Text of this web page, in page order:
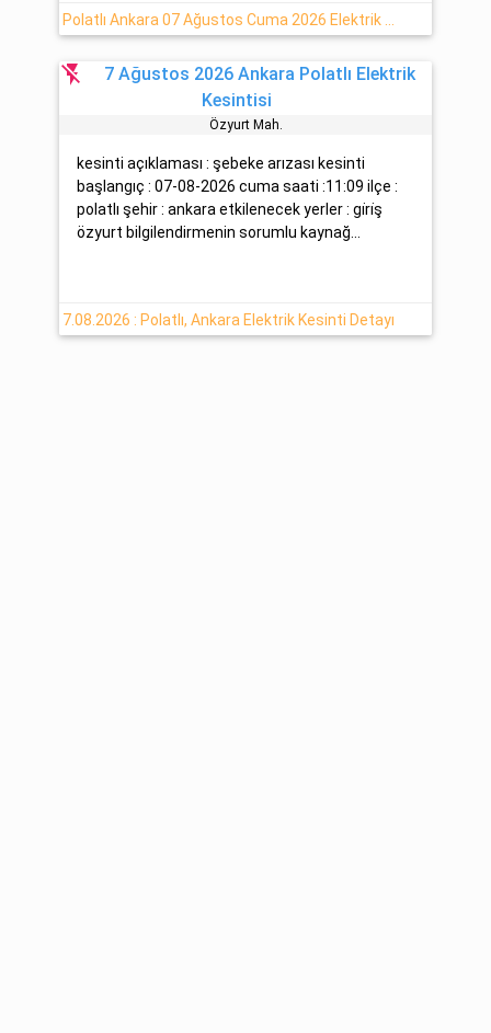
flash_off
7 Ağustos 2026 Ankara Polatlı Elektrik
Kesintisi
Özyurt Mah.
kesinti açıklaması : şebeke arızası kesinti
başlangıç : 07-08-2026 cuma saati :11:09 ilçe :
polatlı şehir : ankara etkilenecek yerler : gi̇ri̇ş
özyurt bilgilendirmenin sorumlu kaynağ...
7.08.2026 : Polatlı, Ankara Elektrik Kesinti Detayı